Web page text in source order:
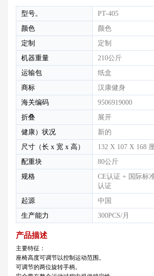
型号。
PT-405
颜色
颜色
定制
定制
机器重量
210公斤
运输包
纸盒
商标
汉康健身
海关编码
9506919000
折叠
展开
健康）状况
新的
尺寸（长 x 宽 x 高）
132 X 107 X 168
配重块
80公斤
规格
CE认证 + 国际标
认证
起源
中国
生产能力
300PCS/月
产品描述
主要特征：
座椅高度可调节以控制运动范围。
可调节的两位旋转手柄。